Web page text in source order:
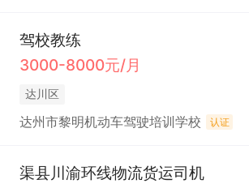
驾校教练
3000-8000元/月
达川区
达州市黎明机动车驾驶培训学校 认证
渠县川渝环线物流货运司机